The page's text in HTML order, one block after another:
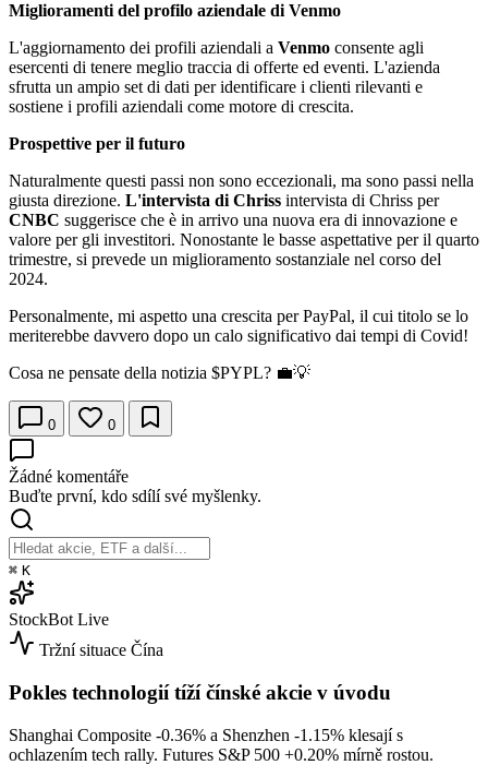
Miglioramenti del profilo aziendale di Venmo
L'aggiornamento dei profili aziendali a Venmo consente agli
esercenti di tenere meglio traccia di offerte ed eventi. L'azienda
sfrutta un ampio set di dati per identificare i clienti rilevanti e
sostiene i profili aziendali come motore di crescita.
Prospettive per il futuro
Naturalmente questi passi non sono eccezionali, ma sono passi nella
giusta direzione. L'intervista di Chriss intervista di Chriss per
CNBC suggerisce che è in arrivo una nuova era di innovazione e
valore per gli investitori. Nonostante le basse aspettative per il quarto
trimestre, si prevede un miglioramento sostanziale nel corso del
2024.
Personalmente, mi aspetto una crescita per PayPal, il cui titolo se lo
meriterebbe davvero dopo un calo significativo dai tempi di Covid!
Cosa ne pensate della notizia $PYPL? 💼💡
0 0
Žádné komentáře
Buďte první, kdo sdílí své myšlenky.
⌘ K
StockBot Live
Tržní situace Čína
Pokles technologií tíží čínské akcie v úvodu
Shanghai Composite -0.36% a Shenzhen -1.15% klesají s
ochlazením tech rally. Futures S&P 500 +0.20% mírně rostou.